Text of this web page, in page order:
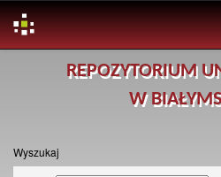
REPOZYTORIUM
W
Wyszukaj